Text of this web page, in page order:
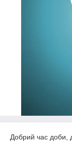
Добрий час доби,